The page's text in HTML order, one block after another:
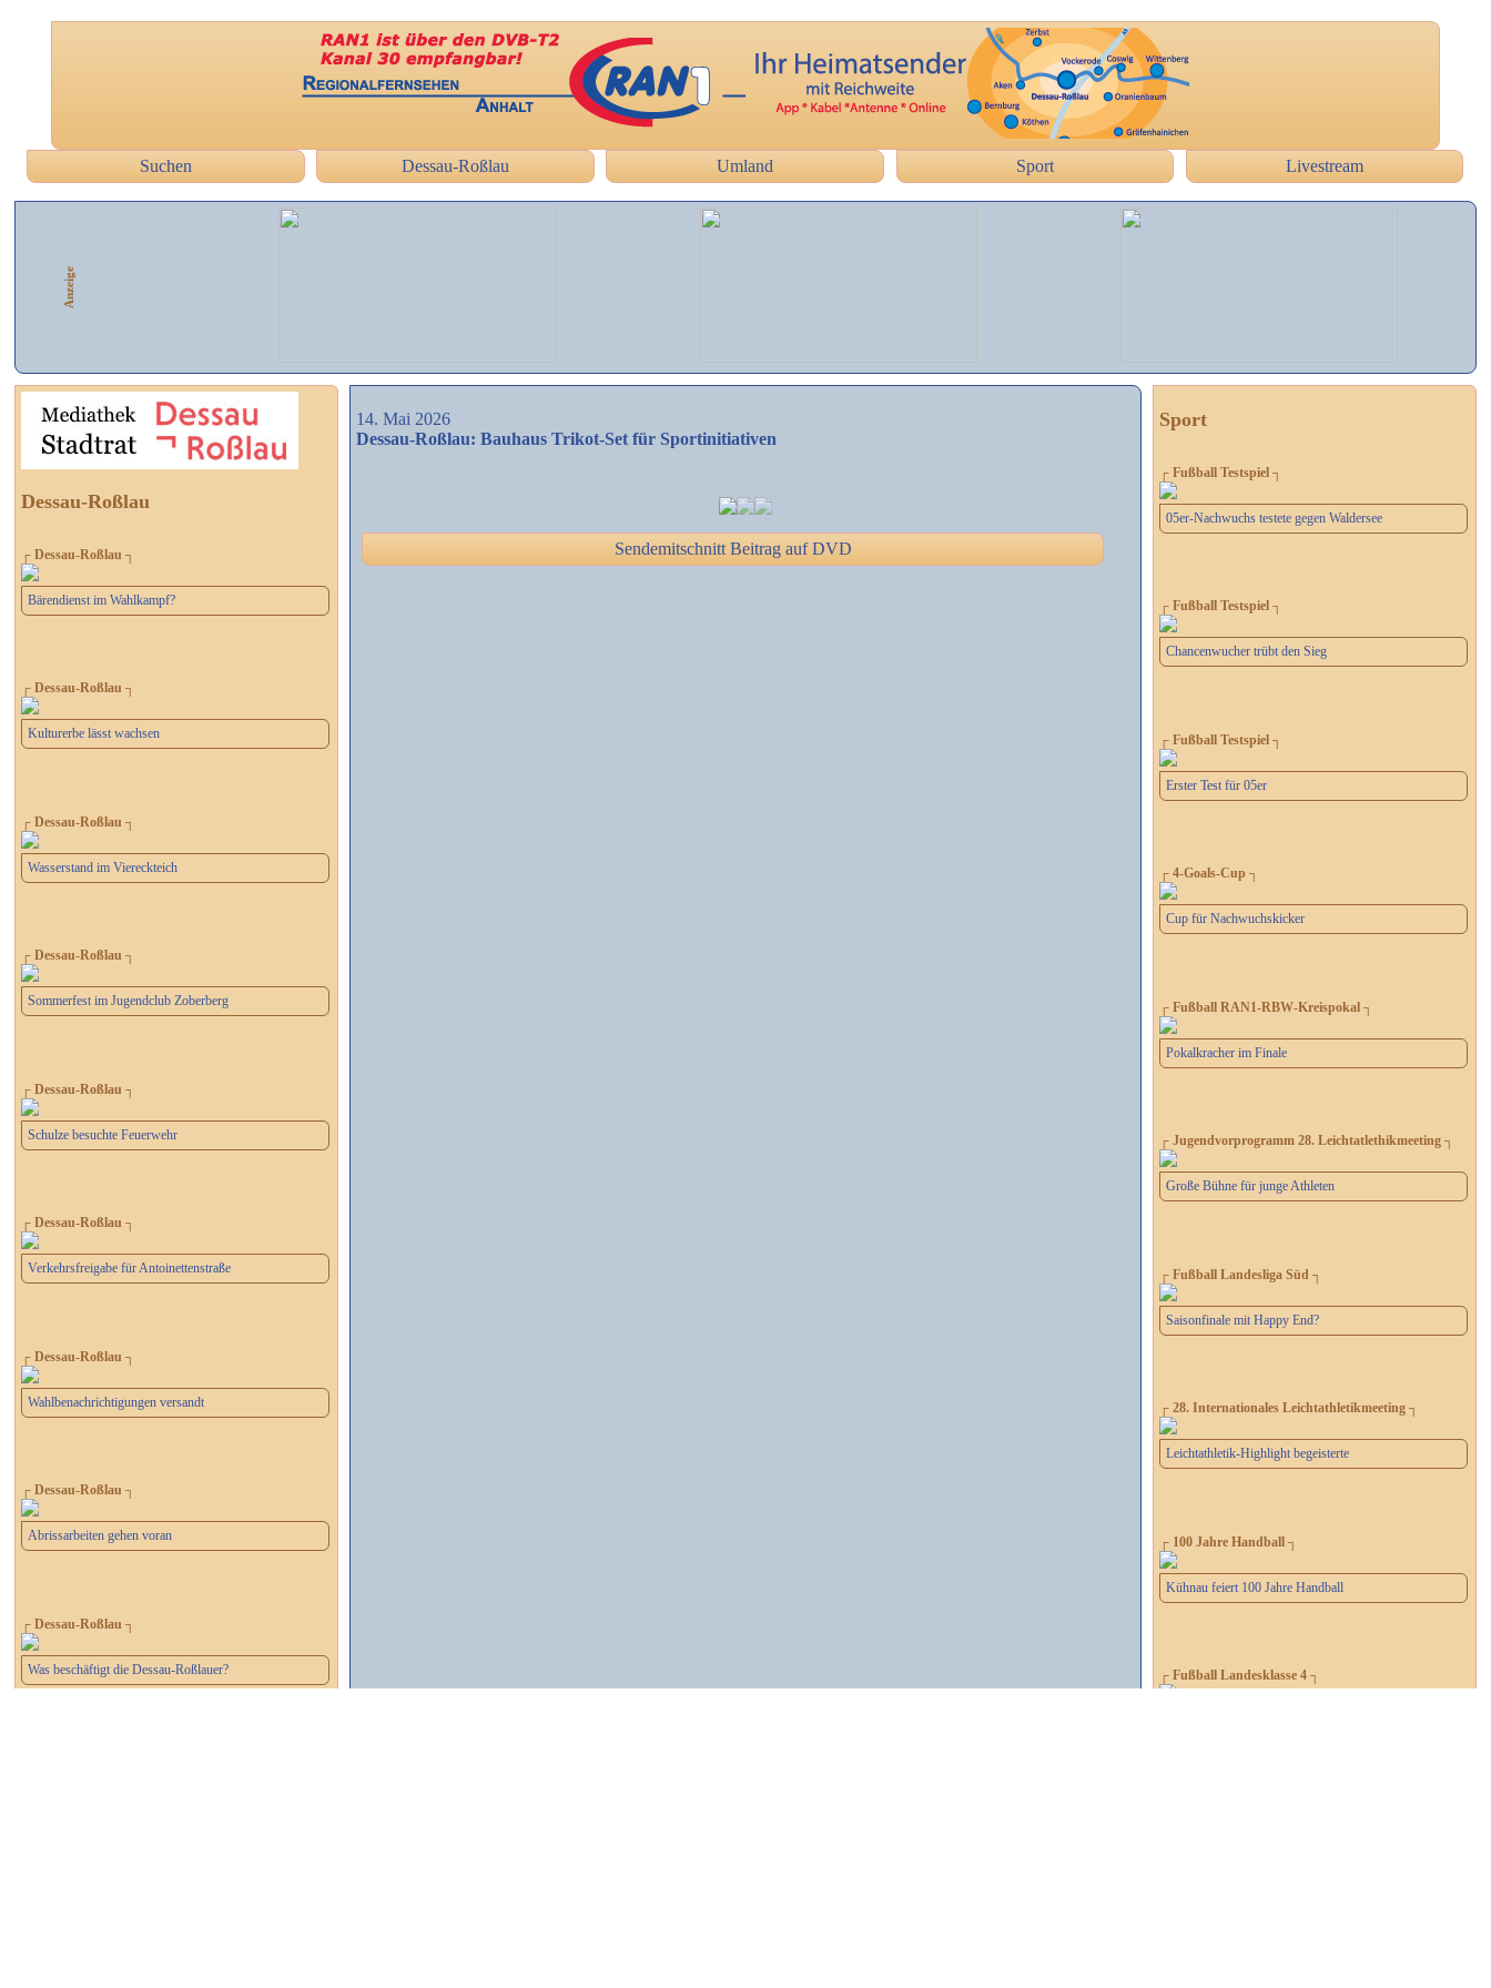
Suchen Dessau-Roßlau Umland Sport Livestream
Dessau-Roßlau
┌ Dessau-Roßlau ┐
Bärendienst im Wahlkampf?
┌ Dessau-Roßlau ┐
Kulturerbe lässt wachsen
┌ Dessau-Roßlau ┐
Wasserstand im Viereckteich
┌ Dessau-Roßlau ┐
Sommerfest im Jugendclub Zoberberg
┌ Dessau-Roßlau ┐
Schulze besuchte Feuerwehr
┌ Dessau-Roßlau ┐
Verkehrsfreigabe für Antoinettenstraße
┌ Dessau-Roßlau ┐
Wahlbenachrichtigungen versandt
┌ Dessau-Roßlau ┐
Abrissarbeiten gehen voran
┌ Dessau-Roßlau ┐
Was beschäftigt die Dessau-Roßlauer?
14. Mai 2026
Dessau-Roßlau: Bauhaus Trikot-Set für Sportinitiativen
Sendemitschnitt Beitrag auf DVD
Sport
┌ Fußball Testspiel ┐
05er-Nachwuchs testete gegen Waldersee
┌ Fußball Testspiel ┐
Chancenwucher trübt den Sieg
┌ Fußball Testspiel ┐
Erster Test für 05er
┌ 4-Goals-Cup ┐
Cup für Nachwuchskicker
┌ Fußball RAN1-RBW-Kreispokal ┐
Pokalkracher im Finale
┌ Jugendvorprogramm 28. Leichtatlethikmeeting ┐
Große Bühne für junge Athleten
┌ Fußball Landesliga Süd ┐
Saisonfinale mit Happy End?
┌ 28. Internationales Leichtathletikmeeting ┐
Leichtathletik-Highlight begeisterte
┌ 100 Jahre Handball ┐
Kühnau feiert 100 Jahre Handball
┌ Fußball Landesklasse 4 ┐
Anzeige